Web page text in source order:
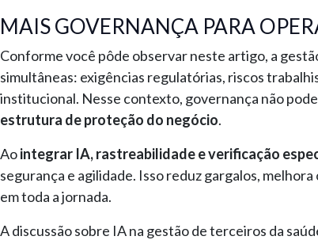
MAIS GOVERNANÇA PARA
Conforme você pôde observar neste artigo, a
simultâneas: exigências regulatórias, riscos
institucional. Nesse contexto, governança não
estrutura de proteção do negócio.
Aointegrar IA, rastreabilidade e verificação
segurança e agilidade. Isso reduz gargalos,
em toda a jornada.
A discussão sobre IA na gestão de terceiros da